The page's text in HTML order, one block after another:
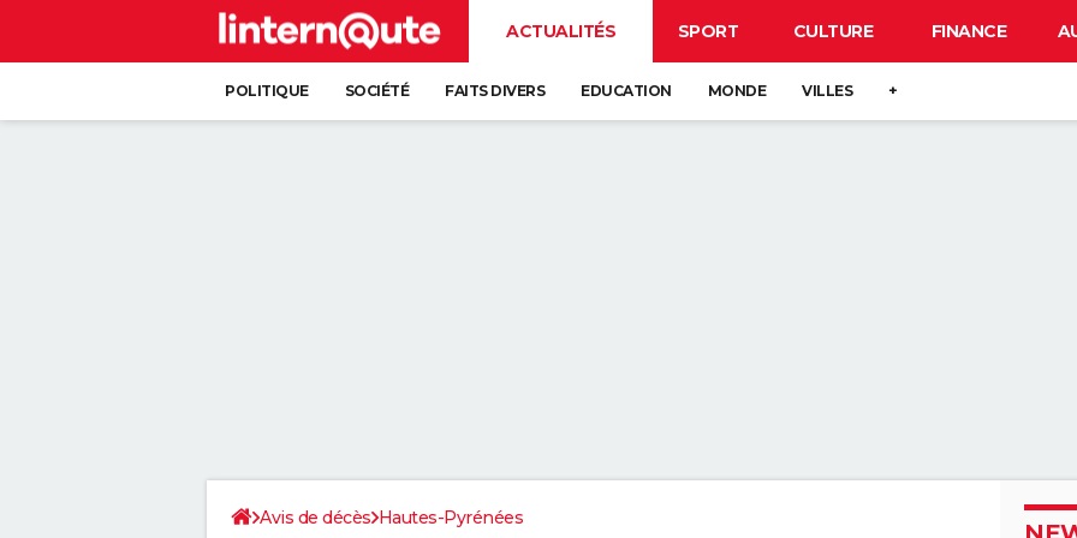
ACTUALITÉS SPORT CULTURE FINANCE
POLITIQUE SOCIÉTÉ FAITS DIVERS EDUCATION MONDE VILLES +
Avis de décès Hautes-Pyrénées